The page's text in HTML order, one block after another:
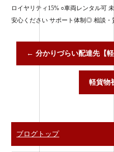
ロイヤリティ15% ○車両レンタル可
安心ください サポート体制◎ 相談・
← 分かりづらい配達先【
軽貨物
ブログトップ